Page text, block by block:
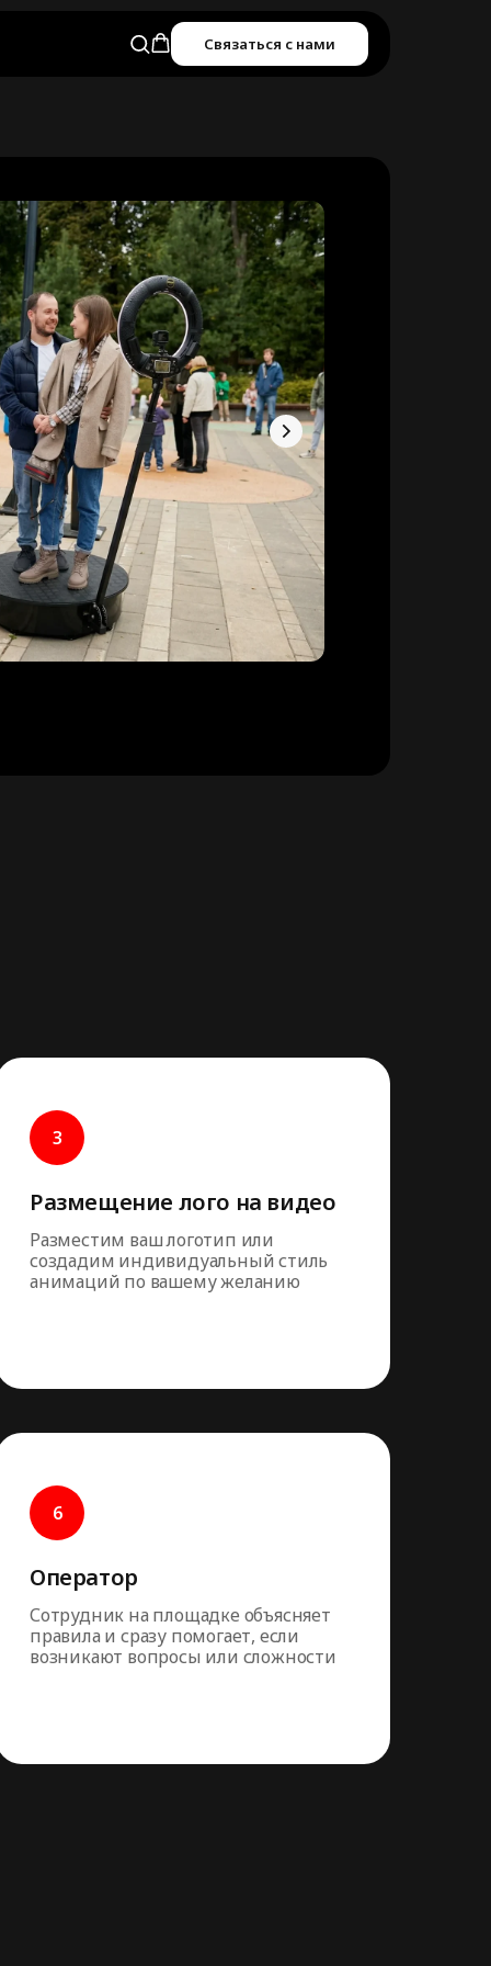
Связаться с нами
Размещение лого на видео
Разместим ваш логотип или
создадим индивидуальный стиль
анимаций по вашему желанию
Оператор
Сотрудник на площадке объясняет
правила и сразу помогает, если
возникают вопросы или сложности